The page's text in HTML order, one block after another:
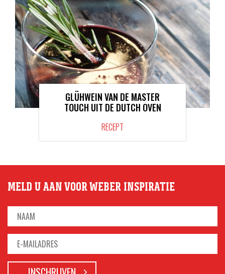
GLÜHWEIN VAN DE MASTER
TOUCH UIT DE DUTCH OVEN
RECEPT
MELD U AAN VOOR WEBER INSPIRATIE